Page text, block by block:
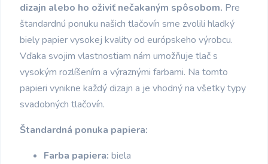
dizajn alebo ho oživiť nečakaným spôsobom. Pre
štandardnú ponuku našich tlačovín sme zvolili hladký
biely papier vysokej kvality od európskeho výrobcu.
Vďaka svojim vlastnostiam nám umožňuje tlač s
vysokým rozlíšením a výraznými farbami. Na tomto
papieri vynikne každý dizajn a je vhodný na všetky typy
svadobných tlačovín.
Štandardná ponuka papiera:
Farba papiera: biela